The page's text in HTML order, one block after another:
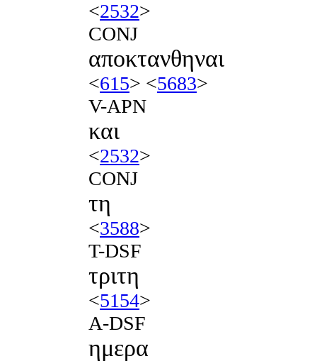
<2532>
CONJ
αποκτανθηναι
<615> <5683>
V-APN
και
<2532>
CONJ
τη
<3588>
T-DSF
τριτη
<5154>
A-DSF
ημερα